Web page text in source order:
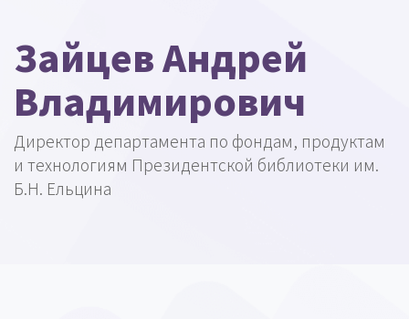
Зайцев Андрей
Владимирович
Директор департамента по фондам, продуктам
и технологиям Президентской библиотеки им.
Б.Н. Ельцина